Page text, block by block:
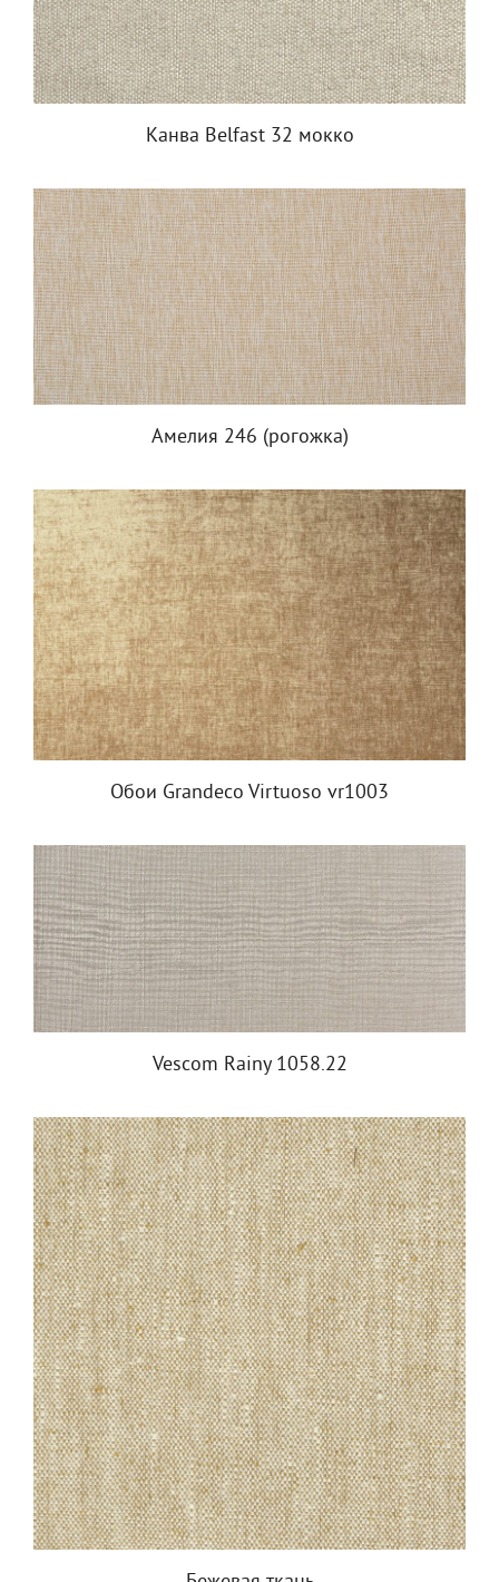
Канва Belfast 32 мокко
Амелия 246 (рогожка)
Обои Grandeco Virtuoso vr1003
Vescom Rainy 1058.22